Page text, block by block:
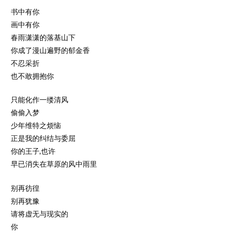
书中有你
画中有你
春雨潇潇的落基山下
你成了漫山遍野的郁金香
不忍采折
也不敢拥抱你
只能化作一缕清风
偷偷入梦
少年维特之烦恼
正是我的纠结与委屈
你的王子,也许
早已消失在草原的风中雨里
别再彷徨
别再犹豫
请将虚无与现实的
你